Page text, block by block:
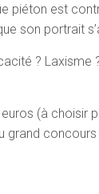
piéton est
son portrait
? Laxisme
euros (à
grand